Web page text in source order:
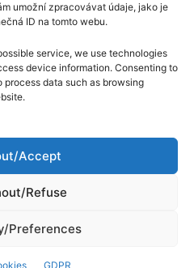
umožní zpracovávat údaje, jako je
ID na tomto webu.
service, we use technologies
device information. Consenting to
data such as browsing
Accept
Refuse
Preferences
GDPR